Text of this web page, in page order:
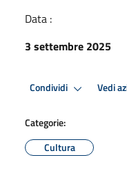
Data :
3 settembre 2025
Condividi Vedi
Categorie:
Cultura